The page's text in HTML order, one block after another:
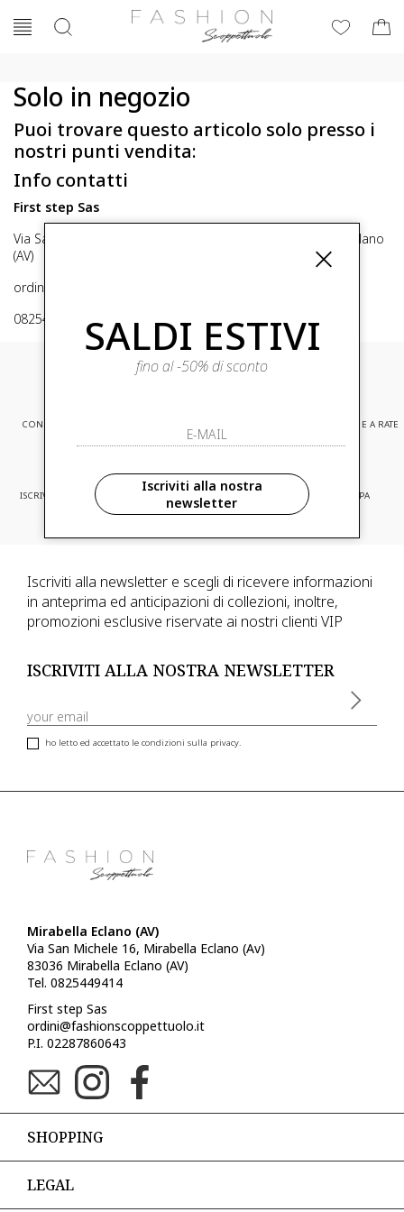
Solo in negozio
Puoi trovare questo articolo solo presso i
nostri punti vendita:
Info contatti
First step Sas
Via San Michele 16, Mirabella Eclano (Av) 83036 Mirabella Eclano
(AV)
ordini@fashionscoppettuolo.it
0825449414
CONSEGNA EXPRESS PAGAMENTI SICURI E A RATE
ISCRIVITI ED ACCEDI A PROMOZIONI
RISERVATE
CONSEGNA IN TUTTA EUROPA
Iscriviti alla newsletter e scegli di ricevere informazioni
in anteprima ed anticipazioni di collezioni, inoltre,
promozioni esclusive riservate ai nostri clienti VIP
ISCRIVITI ALLA NOSTRA NEWSLETTER
ho letto ed accettato le condizioni sulla privacy.
Mirabella Eclano (AV)
Via San Michele 16, Mirabella Eclano (Av)
83036 Mirabella Eclano (AV)
Tel. 0825449414
First step Sas
ordini@fashionscoppettuolo.it
P.I. 02287860643
SHOPPING
LEGAL
SALDI ESTIVI
fino al -50% di sconto
Iscriviti alla nostra
newsletter